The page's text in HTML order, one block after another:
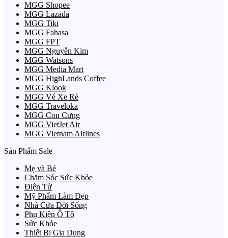
MGG Shopee
MGG Lazada
MGG Tiki
MGG Fahasa
MGG FPT
MGG Nguyễn Kim
MGG Watsons
MGG Media Mart
MGG HighLands Coffee
MGG Klook
MGG Vé Xe Rẻ
MGG Traveloka
MGG Con Cưng
MGG VietJet Air
MGG Vietnam Airlines
Sản Phẩm Sale
Mẹ và Bé
Chăm Sóc Sức Khỏe
Điện Tử
Mỹ Phẩm Làm Đẹp
Nhà Cửa Đời Sống
Phụ Kiện Ô Tô
Sức Khỏe
Thiết Bị Gia Dụng